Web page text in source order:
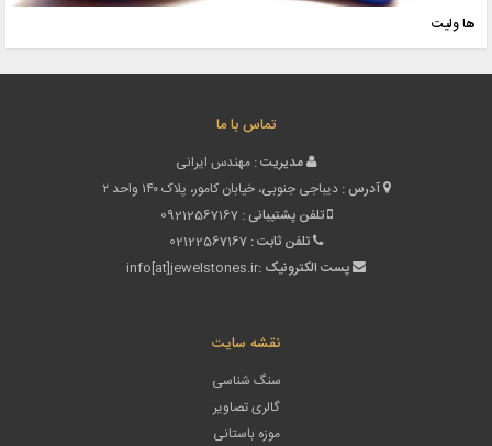
ها ولیت
تماس با ما
مدیریت : مهندس ایرانی
آدرس : دیباجی جنوبی، خیابان کامور، پلاک ۱۴۰ واحد ۲
تلفن پشتیبانی : 09212567167
تلفن ثابت : 02122567167
پست الکترونیک :info[at]jewelstones.ir
نقشه سایت
سنگ شناسی
گالری تصاویر
موزه باستانی